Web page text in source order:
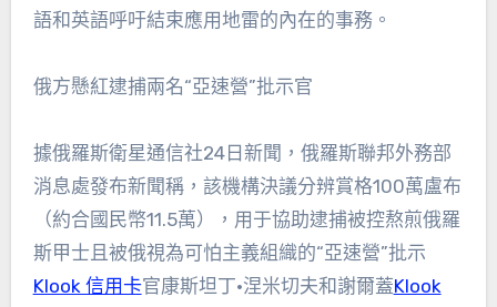
語和英語呼吁結束應用地雷的內在的事務。
俄方懸紅逮捕兩名“亞速營”批示官
據俄羅斯衛星通信社24日新聞，俄羅斯聯邦外務部
消息處發布新聞稱，該機構決議分辨賞格100萬盧布
（約合國民幣11.5萬），用于協助逮捕被控熬煎俄羅
斯甲士且被俄視為可怕主義組織的“亞速營”批示
Klook 信用卡官康斯坦丁·涅米切夫和謝爾蓋Klook